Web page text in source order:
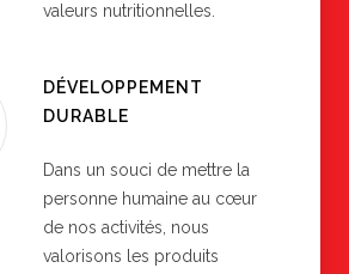
valeurs nutritionnelles.
DÉVELOPPEMENT
DURABLE
Dans un souci de mettre la
personne humaine au cœur
de nos activités, nous
valorisons les produits